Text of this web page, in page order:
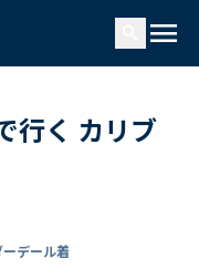
menu
行く カリブ
デール着